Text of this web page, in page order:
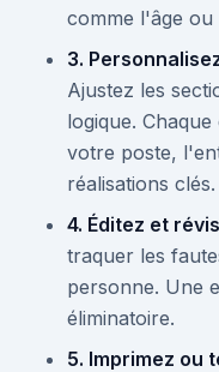
comme l'âge ou
3.
Ajustez les
logique.
votre poste,
réalisations clés.
4. Éditez et
traquer les
personne. Une
éliminatoire.
5. Imprimez ou